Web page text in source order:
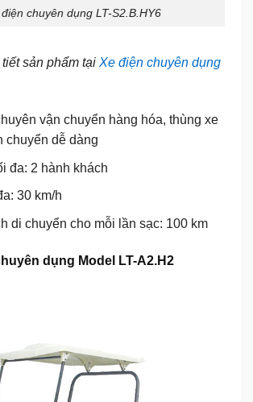
điện chuyên dụng LT-S2.B.HY6
sản phẩm tại Xe điện chuyên dụng
vận chuyển hàng hóa, thùng xe
chuyển dễ dàng
đa: 2 hành khách
30 km/h
di chuyển cho mỗi lần sạc: 100 km
dụng Model LT-A2.H2